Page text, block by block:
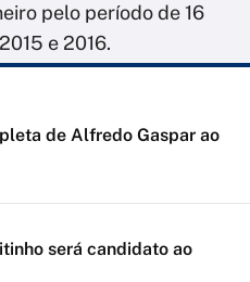
pelo período de 16
e 2016.
de Alfredo Gaspar ao
será candidato ao